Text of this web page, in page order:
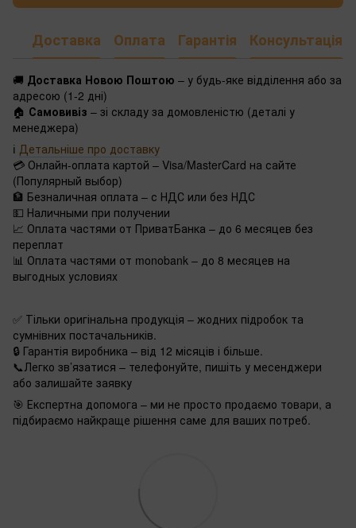
Доставка Оплата Гарантія Консультація
🚚 Доставка Новою Поштою – у будь-яке відділення або за
адресою (1-2 дні)
🏠 Самовивіз – зі складу за домовленістю (деталі у
менеджера)
ℹ️ Детальніше про доставку
💳 Онлайн-оплата картой – Visa/MasterCard на сайте
(Популярный выбор)
🏦 Безналичная оплата – с НДС или без НДС
💵 Наличными при получении
📈 Оплата частями от ПриватБанка – до 6 месяцев без
переплат
📊 Оплата частями от monobank – до 8 месяцев на
выгодных условиях
✅ Тільки оригінальна продукція – жодних підробок та
сумнівних постачальників.
🔒 Гарантія виробника – від 12 місяців і більше.
📞Легко зв’язатися – телефонуйте, пишіть у месенджери
або залишайте заявку
🎯 Експертна допомога – ми не просто продаємо товари, а
підбираємо найкраще рішення саме для ваших потреб.